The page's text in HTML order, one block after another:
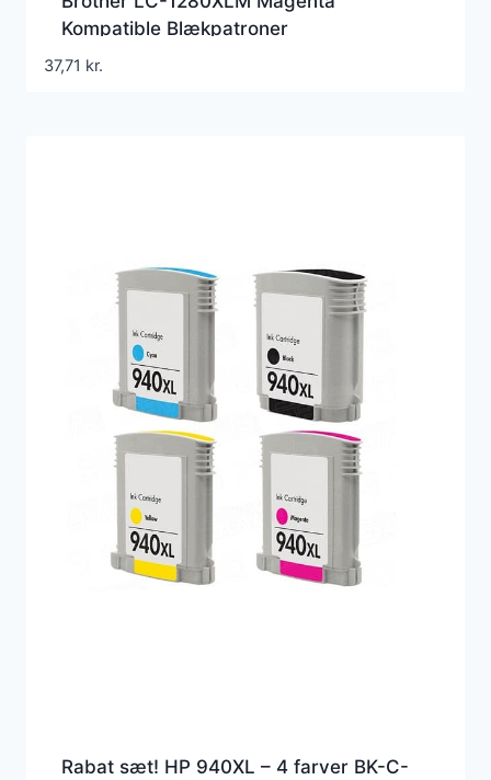
Kompatible Blækpatroner
37,71 kr.
Rabat sæt! HP 940XL – 4 farver BK-C-